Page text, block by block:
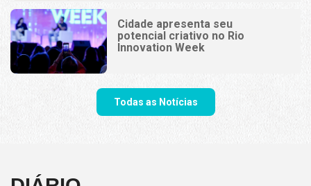
Cidade apresenta seu
potencial criativo no Rio
Innovation Week
Todas as Notícias